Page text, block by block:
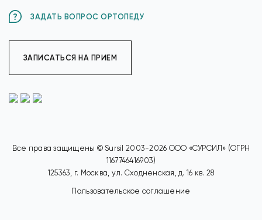
ЗАДАТЬ ВОПРОС ОРТОПЕДУ
ЗАПИСАТЬСЯ НА ПРИЕМ
Все права защищены © Sursil 2003-2026 ООО «СУРСИЛ» (ОГРН
1167746416903)
125363, г. Москва, ул. Сходненская, д. 16 кв. 28
Пользовательское соглашение